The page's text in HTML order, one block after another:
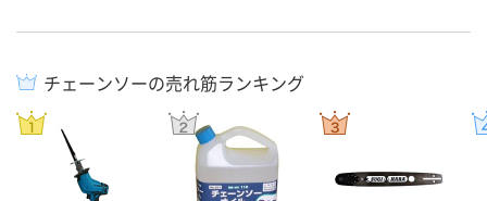
チェーンソーの売れ筋ランキング